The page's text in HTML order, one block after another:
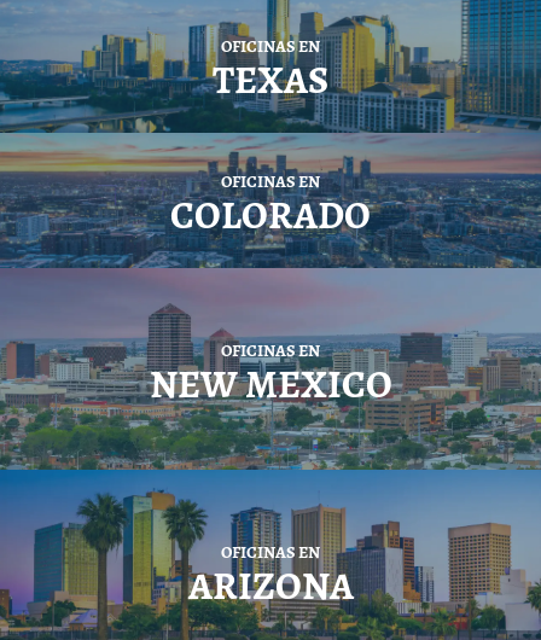
OFICINAS EN
TEXAS
OFICINAS EN
COLORADO
OFICINAS EN
NEW MEXICO
OFICINAS EN
ARIZONA